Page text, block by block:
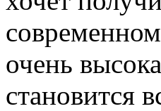
очень
становится